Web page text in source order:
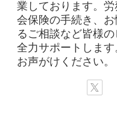
業しております。
会保険の手続き、
るご相談など皆様
全力サポートしま
お声がけください。